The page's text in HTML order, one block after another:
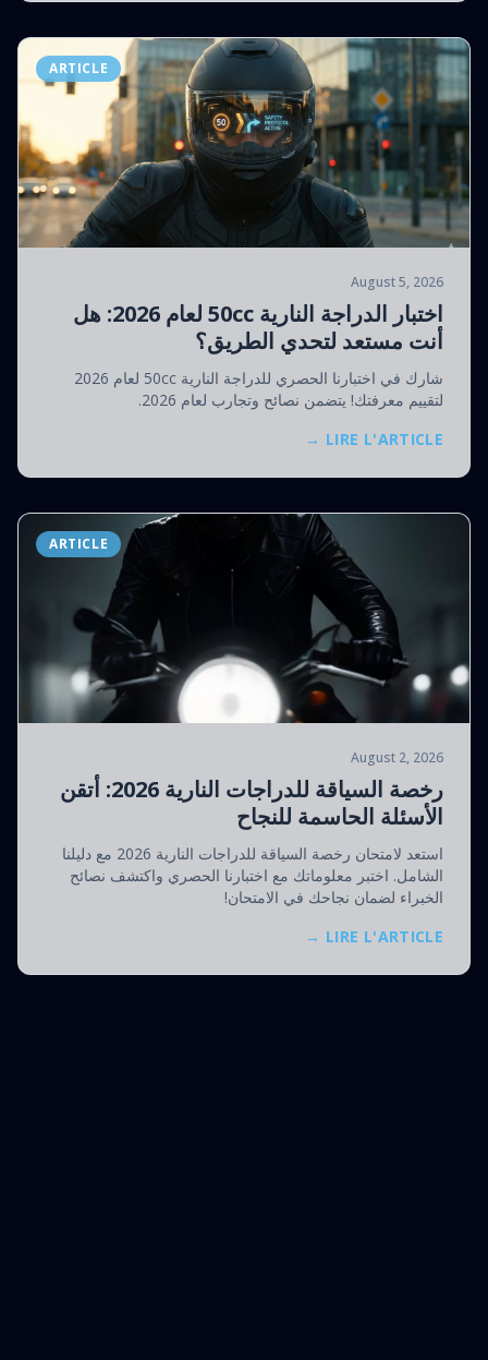
ARTICLE
August 5, 2026
اختبار الدراجة النارية 50cc لعام 2026: هل
أنت مستعد لتحدي الطريق؟
شارك في اختبارنا الحصري للدراجة النارية 50cc لعام 2026
لتقييم معرفتك! يتضمن نصائح وتجارب لعام 2026.
LIRE L'ARTICLE →
ARTICLE
August 2, 2026
رخصة السياقة للدراجات النارية 2026: أتقن
الأسئلة الحاسمة للنجاح
استعد لامتحان رخصة السياقة للدراجات النارية 2026 مع دليلنا
الشامل. اختبر معلوماتك مع اختبارنا الحصري واكتشف نصائح
الخبراء لضمان نجاحك في الامتحان!
LIRE L'ARTICLE →